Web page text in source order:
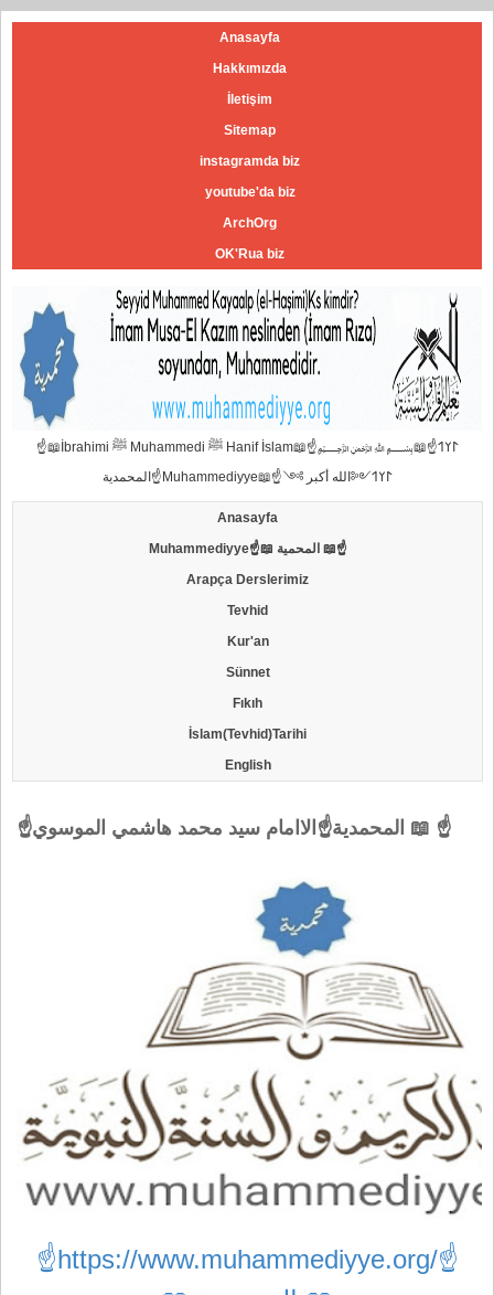
Anasayfa
Hakkımızda
İletişim
Sitemap
instagramda biz
youtube'da biz
ArchOrg
OK'Rua biz
☝📖İbrahimi ﷺ Muhammedi ﷺ Hanif İslam📖☝﷽𐰃𐰠𐰯☝📖
المحمدية☝Muhammediyye📖☝𐰃𐰠𐰯༺الله أكبر ༻
Anasayfa
Muhammediyye☝📖 المحمية 📖☝
Arapça Derslerimiz
Tevhid
Kur'an
Sünnet
Fıkıh
İslam(Tevhid)Tarihi
English
☝المحمدية☝الاامام سيد محمد هاشمي الموسوي 📖 ☝
☝https://www.muhammediyye.org/☝